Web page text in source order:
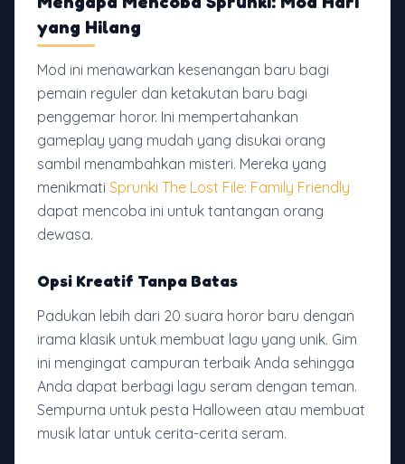
yang Hilang
Mod ini menawarkan kesenangan baru bagi
pemain reguler dan ketakutan baru bagi
penggemar horor. Ini mempertahankan
gameplay yang mudah yang disukai orang
sambil menambahkan misteri. Mereka yang
menikmati Sprunki The Lost File: Family Friendly
dapat mencoba ini untuk tantangan orang
dewasa.
Opsi Kreatif Tanpa Batas
Padukan lebih dari 20 suara horor baru dengan
irama klasik untuk membuat lagu yang unik. Gim
ini mengingat campuran terbaik Anda sehingga
Anda dapat berbagi lagu seram dengan teman.
Sempurna untuk pesta Halloween atau membuat
musik latar untuk cerita-cerita seram.